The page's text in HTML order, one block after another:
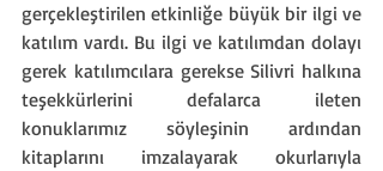
gerçekleştirilen etkinliğe büyük bir ilgi ve
katılım vardı. Bu ilgi ve katılımdan dolayı
gerek katılımcılara gerekse Silivri halkına
teşekkürlerini defalarca ileten
konuklarımız söyleşinin ardından
kitaplarını imzalayarak okurlarıyla